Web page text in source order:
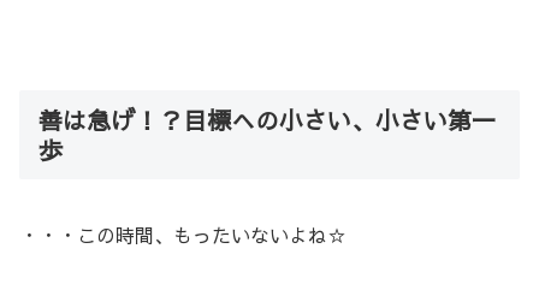
善は急げ！？目標への小さい、小さい第一
歩
・・・この時間、もったいないよね☆